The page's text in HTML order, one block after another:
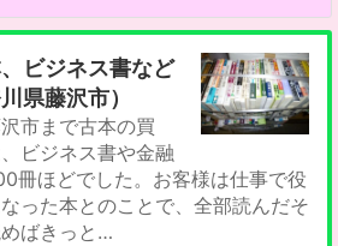
ビジネス書など
県藤沢市）
市まで古本の買
ビジネス書や金融
冊ほどでした。お客様は仕事で役
った本とのことで、全部読んだそ
ばきっと…